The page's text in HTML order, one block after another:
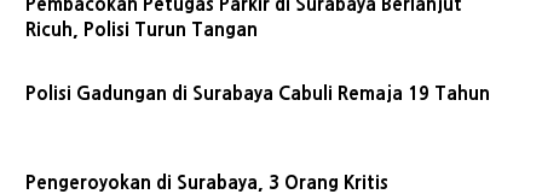
Pembacokan Petugas Parkir di Surabaya Berlanjut
Ricuh, Polisi Turun Tangan
Polisi Gadungan di Surabaya Cabuli Remaja 19 Tahun
Pengeroyokan di Surabaya, 3 Orang Kritis